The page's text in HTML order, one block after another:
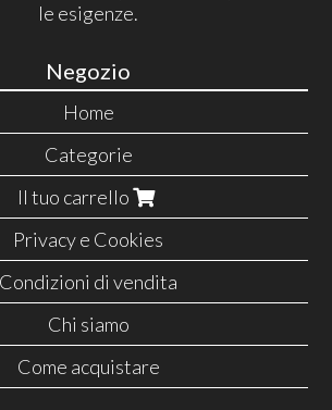
le esigenze.
Negozio
Home
Categorie
Il tuo carrello
Privacy e Cookies
Condizioni di vendita
Chi siamo
Come acquistare